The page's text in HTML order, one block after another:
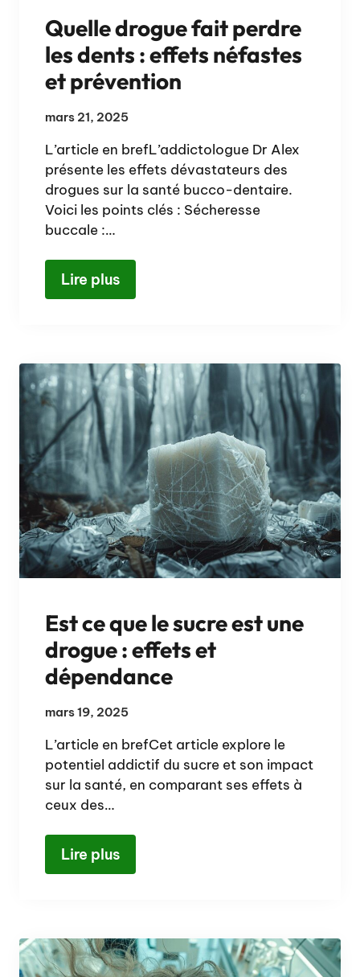
Quelle drogue fait perdre
les dents : effets néfastes
et prévention
mars 21, 2025
L’article en brefL’addictologue Dr Alex
présente les effets dévastateurs des
drogues sur la santé bucco-dentaire.
Voici les points clés : Sécheresse
buccale :…
Lire plus
Est ce que le sucre est une
drogue : effets et
dépendance
mars 19, 2025
L’article en brefCet article explore le
potentiel addictif du sucre et son impact
sur la santé, en comparant ses effets à
ceux des…
Lire plus